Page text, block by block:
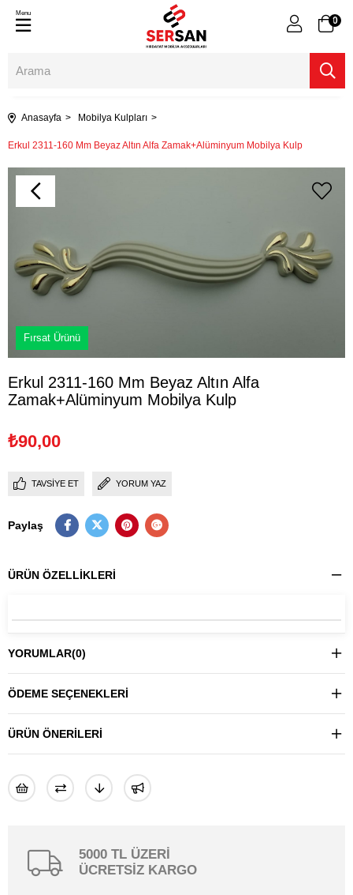
0
Menu
Anasayfa Mobilya Kulpları
Erkul 2311-160 Mm Beyaz Altın Alfa Zamak+Alüminyum Mobilya Kulp
Fırsat Ürünü
Erkul 2311-160 Mm Beyaz Altın Alfa
Zamak+Alüminyum Mobilya Kulp
₺90,00
TAVSIYE ET YORUM YAZ
Paylaş
ÜRÜN ÖZELLIKLERI
YORUMLAR(0)
ÖDEME SEÇENEKLERI
ÜRÜN ÖNERILERI
5000 TL ÜZERİ
ÜCRETSİZ KARGO